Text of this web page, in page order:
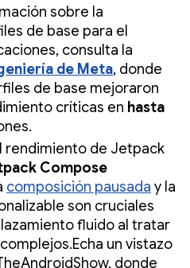
sobre la
de base para el
consulta la
de Meta, donde
de base mejoraron
críticas en hasta
rendimiento de Jetpack
Compose
composición pausada y la
son cruciales
fluido al tratar
un vistazo
donde